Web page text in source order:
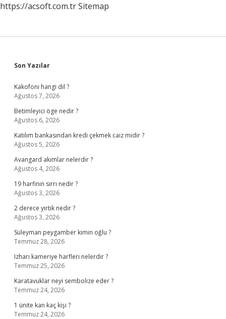
https://acsoft.com.trSitemap
Sidebar
Son Yazılar
Kakofoni hangi dil ?
Ağustos 7, 2026
Betimleyici öge nedir ?
Ağustos 6, 2026
Katılım bankasından kredi çekmek caiz midir ?
Ağustos 5, 2026
Avangard akımlar nelerdir ?
Ağustos 4, 2026
19 harfinin sırrı nedir ?
Ağustos 3, 2026
2 derece yırtık nedir ?
Ağustos 3, 2026
Süleyman peygamber kimin oğlu ?
Temmuz 28, 2026
Izharı kameriye harfleri nelerdir ?
Temmuz 25, 2026
Karatavuklar neyi sembolize eder ?
Temmuz 24, 2026
1 ünite kan kaç kişi ?
Temmuz 24, 2026